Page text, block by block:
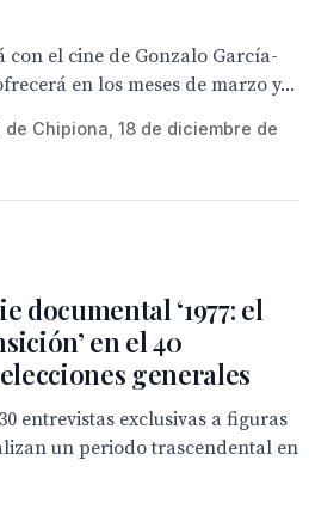
con el cine de Gonzalo García-
en los meses de marzo y...
Chipiona, 18 de diciembre de
documental ‘1977: el
en el 40
generales
entrevistas exclusivas a figuras
un periodo trascendental en